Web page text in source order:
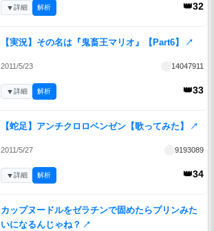
👑32
▼詳細 解析
【実況】その名は『鬼畜王マリオ』【Part6】 ↗
2011/5/23 14047911
👑33
▼詳細 解析
【蛇足】アンチクロロベンゼン【歌ってみた】 ↗
2011/5/27 9193089
👑34
▼詳細 解析
カップヌードルをゼラチンで固めたらプリンみた
いになるんじゃね？ ↗